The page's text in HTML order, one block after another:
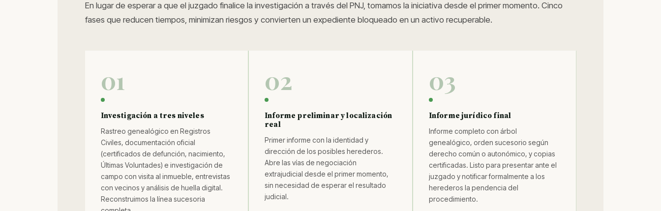
En lugar de esperar a que el juzgado finalice la investigación a través del PNJ, tomamos la iniciativa desde el primer momento. Cinco
fases que reducen tiempos, minimizan riesgos y convierten un expediente bloqueado en un activo recuperable.
01
Investigación a tres niveles
Rastreo genealógico en Registros
Civiles, documentación oficial
(certificados de defunción, nacimiento,
Últimas Voluntades) e investigación de
campo con visita al inmueble, entrevistas
con vecinos y análisis de huella digital.
Reconstruimos la línea sucesoria
02
Informe preliminar y localización
real
Primer informe con la identidad y
dirección de los posibles herederos.
Abre las vías de negociación
extrajudicial desde el primer momento,
sin necesidad de esperar el resultado
judicial.
03
Informe jurídico final
Informe completo con árbol
genealógico, orden sucesorio según
derecho común o autonómico, y copias
certificadas. Listo para presentar ante el
juzgado y notificar formalmente a los
herederos la pendencia del
procedimiento.